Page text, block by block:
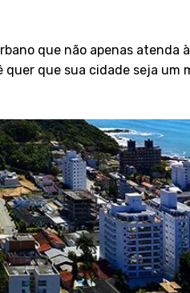
que não apenas atenda
que sua cidade seja um